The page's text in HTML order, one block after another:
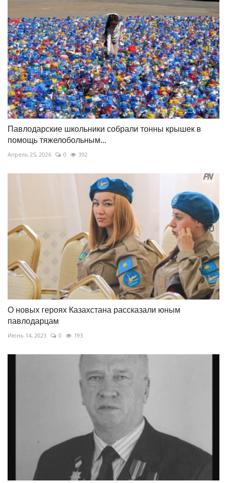
Павлодарские школьники собрали тонны крышек в
помощь тяжелобольным...
Апрель 25, 2026 0 392
О новых героях Казахстана рассказали юным
павлодарцам
Июнь 14, 2023 0 193